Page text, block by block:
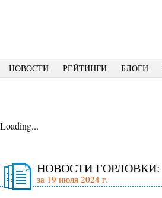
НОВОСТИ РЕЙТИНГИ БЛОГИ
Loading...
НОВОСТИ ГОРЛОВКИ:
за 19 июля 2024 г.